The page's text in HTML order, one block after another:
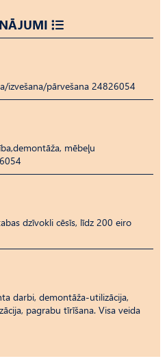
izvešana/pārvešana 24826054
mēbeļu
dzīvokli cēsīs, līdz 200 eiro
darbi, demontāža-utilizācija,
pagrabu tīrīšana. Visa veida